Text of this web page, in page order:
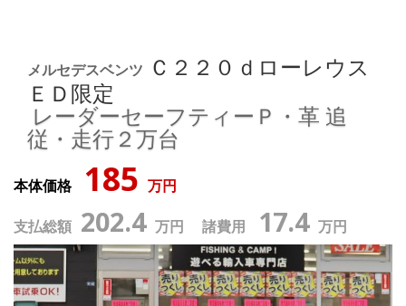
メルセデスベンツ Ｃ２２０ｄローレウス
ＥＤ限定
レーダーセーフティーＰ・革 追
従・走行２万台
本体価格 185 万円
支払総額 202.4 万円 諸費用 17.4 万円